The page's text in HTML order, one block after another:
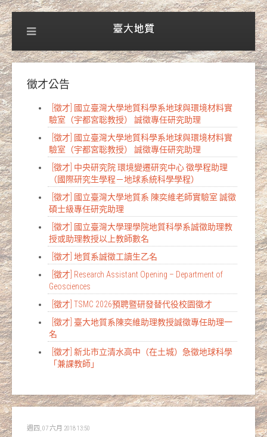
徵才公告
[徵才] 國立臺灣大學地質科學系地球與環境材料實
驗室（宇都宮聡教授） 誠徵專任研究助理
[徵才] 國立臺灣大學地質科學系地球與環境材料實
驗室（宇都宮聡教授） 誠徵專任研究助理
[徵才] 中央研究院 環境變遷研究中心 徵學程助理
（國際研究生學程－地球系統科學學程）
[徵才] 國立臺灣大學地質系 陳奕維老師實驗室 誠徵
碩士級專任研究助理
[徵才] 國立臺灣大學理學院地質科學系誠徵助理教
授或助理教授以上教師數名
[徵才] 地質系誠徵工讀生乙名
[徵才] Research Assistant Opening – Department of
Geosciences
[徵才] TSMC 2026預聘暨研發替代役校園徵才
[徵才] 臺大地質系陳奕維助理教授誠徵專任助理一
名
[徵才] 新北市立清水高中（在土城）急徵地球科學
「兼課教師」
週四, 07 六月 2018 13:50